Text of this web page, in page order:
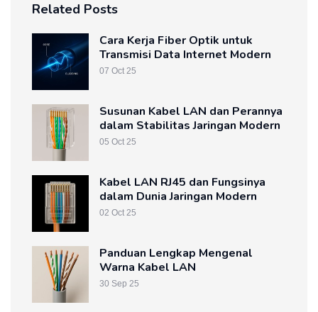
Related Posts
Cara Kerja Fiber Optik untuk
Transmisi Data Internet Modern
07 Oct 25
Susunan Kabel LAN dan Perannya
dalam Stabilitas Jaringan Modern
05 Oct 25
Kabel LAN RJ45 dan Fungsinya
dalam Dunia Jaringan Modern
02 Oct 25
Panduan Lengkap Mengenal
Warna Kabel LAN
30 Sep 25